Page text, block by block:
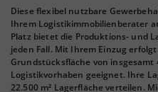
Diese flexibel nutzbare
Ihrem Logistikimmobilienberater
Platz bietet die Produktions- und
jeden Fall. Mit Ihrem Einzug
Grundstücksfläche von insgesamt
Logistikvorhaben geeignet. Ihre
22.500 m² Lagerfläche verteilen.